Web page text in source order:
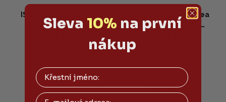
ISNTREE - C-Niacin
Toning Cream -
obličej s vitaminem C
Do košíku
ISNTREE - Green Tea
Fresh Emulsion -
zeleným čajem 120ml
Do košíku
Sleva 10% na první
nákup
Email